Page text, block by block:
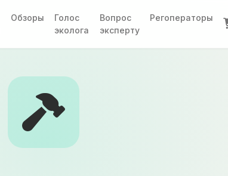
Обзоры
Голос
эколога
Вопрос
эксперту
Регоператоры